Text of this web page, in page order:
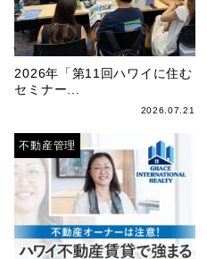
2026年「第11回ハワイに住む
セミナー...
2026.07.21
不動産管理